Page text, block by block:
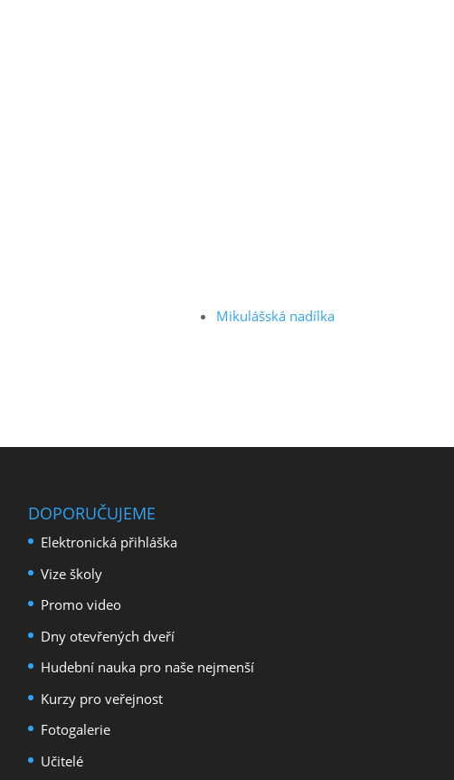
Mikulášská nadílka
DOPORUČUJEME
Elektronická přihláška
Vize školy
Promo video
Dny otevřených dveří
Hudební nauka pro naše nejmenší
Kurzy pro veřejnost
Fotogalerie
Učitelé